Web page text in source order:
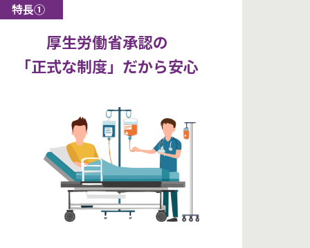
特長①
厚生労働省承認の
「正式な制度」だから安心